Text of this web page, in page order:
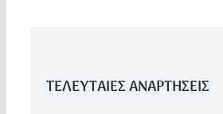
ΤΕΛΕΥΤΑΙΕΣ ΑΝΑΡΤΗΣΕΙΣ